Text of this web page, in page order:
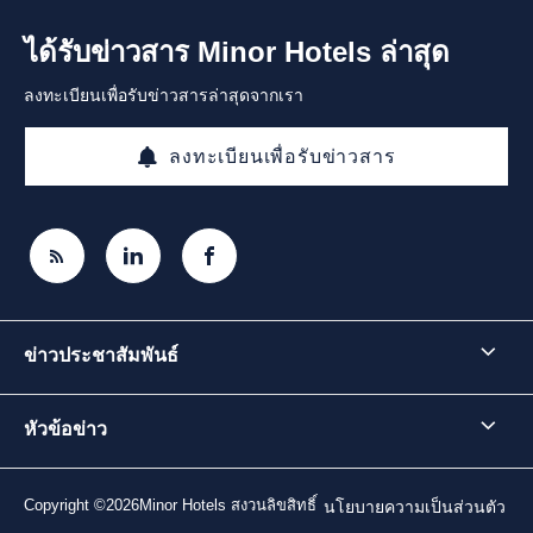
ได้รับข่าวสาร Minor Hotels ล่าสุด
ลงทะเบียนเพื่อรับข่าวสารล่าสุดจากเรา
ลงทะเบียนเพื่อรับข่าวสาร
ข่าวประชาสัมพันธ์
หัวข้อข่าว
Copyright ©2026Minor Hotels สงวนลิขสิทธิ์ นโยบายความเป็นส่วนตัว